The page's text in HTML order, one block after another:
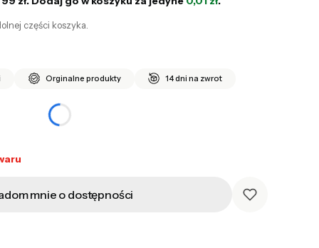
części koszyka.
Orginalne produkty 14 dni na zwrot
mnie o dostępności